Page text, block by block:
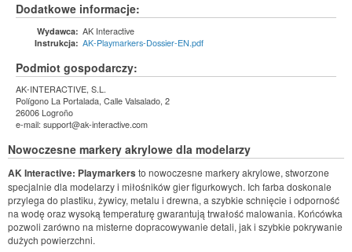
Dodatkowe informacje:
Wydawca: AK Interactive
Instrukcja: AK-Playmarkers-Dossier-EN.pdf
Podmiot gospodarczy:
AK-INTERACTIVE, S.L.
Polígono La Portalada, Calle Valsalado, 2
26006 Logroño
e-mail: support@ak-interactive.com
Nowoczesne markery akrylowe dla modelarzy
AK Interactive: Playmarkers to nowoczesne markery akrylowe, stworzone
specjalnie dla modelarzy i miłośników gier figurkowych. Ich farba doskonale
przylega do plastiku, żywicy, metalu i drewna, a szybkie schnięcie i odporność
na wodę oraz wysoką temperaturę gwarantują trwałość malowania. Końcówka
pozwoli zarówno na misterne dopracowywanie detali, jak i szybkie pokrywanie
dużych powierzchni.